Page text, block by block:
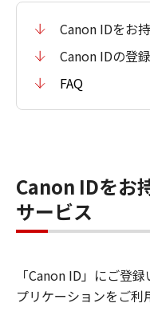
Canon IDをお
Canon IDの登
FAQ
Canon IDをお
サービス
「Canon ID」にご登
プリケーションをご利